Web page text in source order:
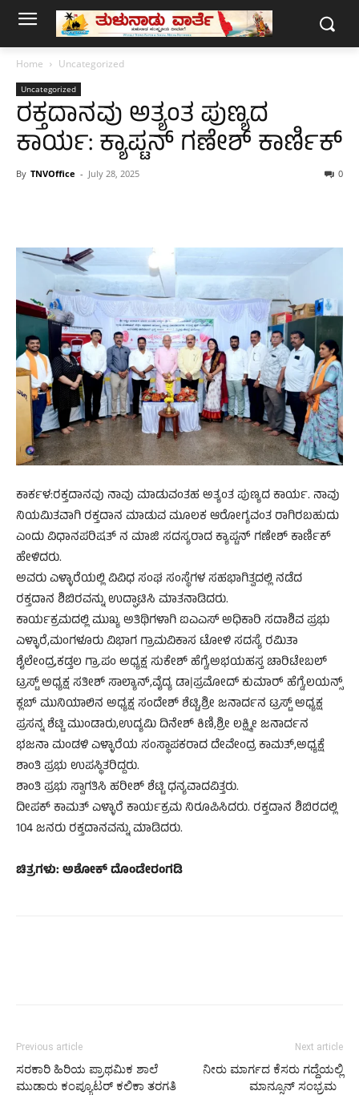
Home Uncategorized
Uncategorized
ರಕ್ತದಾನವು ಅತ್ಯಂತ ಪುಣ್ಯದ
ಕಾರ್ಯ: ಕ್ಯಾಪ್ಟನ್ ಗಣೇಶ್ ಕಾರ್ಣಿಕ್
By TNVOffice - July 28, 2025 0
ಕಾರ್ಕಳ:ರಕ್ತದಾನವು ನಾವು ಮಾಡುವಂತಹ ಅತ್ಯಂತ ಪುಣ್ಯದ ಕಾರ್ಯ. ನಾವು
ನಿಯಮಿತವಾಗಿ ರಕ್ತದಾನ ಮಾಡುವ ಮೂಲಕ ಆರೋಗ್ಯವಂತ ರಾಗಿರಬಹುದು
ಎಂದು ವಿಧಾನಪರಿಷತ್ ನ ಮಾಜಿ ಸದಸ್ಯರಾದ ಕ್ಯಾಪ್ಟನ್ ಗಣೇಶ್ ಕಾರ್ಣಿಕ್
ಹೇಳಿದರು.
ಅವರು ಎಳ್ಳಾರೆಯಲ್ಲಿ ವಿವಿಧ ಸಂಘ ಸಂಸ್ಥೆಗಳ ಸಹಭಾಗಿತ್ವದಲ್ಲಿ ನಡೆದ
ರಕ್ತದಾನ ಶಿಬಿರವನ್ನು ಉದ್ಘಾಟಿಸಿ ಮಾತನಾಡಿದರು.
ಕಾರ್ಯಕ್ರಮದಲ್ಲಿ ಮುಖ್ಯ ಅತಿಥಿಗಳಾಗಿ ಐಎಎಸ್ ಅಧಿಕಾರಿ ಸದಾಶಿವ ಪ್ರಭು
ಎಳ್ಳಾರೆ,ಮಂಗಳೂರು ವಿಭಾಗ ಗ್ರಾಮವಿಕಾಸ ಟೋಳಿ ಸದಸ್ಯೆ ರಮಿತಾ
ಶೈಲೇಂದ್ರ,ಕಡ್ತಲ ಗ್ರಾ.ಪಂ ಅಧ್ಯಕ್ಷ ಸುಕೇಶ್ ಹೆಗ್ಡೆ,ಅಭಯಹಸ್ತ ಚಾರಿಟೇಬಲ್
ಟ್ರಸ್ಟ್ ಅಧ್ಯಕ್ಷ ಸತೀಶ್ ಸಾಲ್ಯಾನ್,ವೈದ್ಯ ಡಾ|ಪ್ರಮೋದ್ ಕುಮಾರ್ ಹೆಗ್ಡೆ,ಲಯನ್ಸ್
ಕ್ಲಬ್ ಮುನಿಯಾಲಿನ ಅಧ್ಯಕ್ಷ ಸಂದೇಶ್ ಶೆಟ್ಟಿ,ಶ್ರೀ ಜನಾರ್ದನ ಟ್ರಸ್ಟ್ ಅಧ್ಯಕ್ಷ
ಪ್ರಸನ್ನ ಶೆಟ್ಟಿ ಮುಂಡಾರು,ಉದ್ಯಮಿ ದಿನೇಶ್ ಕಿಣಿ,ಶ್ರೀ ಲಕ್ಷ್ಮೀ ಜನಾರ್ದನ
ಭಜನಾ ಮಂಡಳಿ ಎಳ್ಳಾರೆಯ ಸಂಸ್ಥಾಪಕರಾದ ದೇವೇಂದ್ರ ಕಾಮತ್,ಅಧ್ಯಕ್ಷೆ
ಶಾಂತಿ ಪ್ರಭು ಉಪಸ್ಥಿತರಿದ್ದರು.
ಶಾಂತಿ ಪ್ರಭು ಸ್ವಾಗತಿಸಿ ಹರೀಶ್ ಶೆಟ್ಟಿ ಧನ್ಯವಾದವಿತ್ತರು.
ದೀಪಕ್ ಕಾಮತ್ ಎಳ್ಳಾರೆ ಕಾರ್ಯಕ್ರಮ ನಿರೂಪಿಸಿದರು. ರಕ್ತದಾನ ಶಿಬಿರದಲ್ಲಿ
104 ಜನರು ರಕ್ತದಾನವನ್ನು ಮಾಡಿದರು.
ಚಿತ್ರಗಳು: ಅಶೋಕ್ ದೊಂಡೇರಂಗಡಿ
Previous article
ಸರಕಾರಿ ಹಿರಿಯ ಪ್ರಾಥಮಿಕ ಶಾಲೆ
ಮುಡಾರು ಕಂಪ್ಯೂಟರ್ ಕಲಿಕಾ ತರಗತಿ
Next article
ನೀರು ಮಾರ್ಗದ ಕೆಸರು ಗದ್ದೆಯಲ್ಲಿ
ಮಾನ್ಸೂನ್ ಸಂಭ್ರಮ